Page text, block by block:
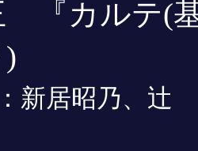
『カルテ(
)
新居昭乃、辻